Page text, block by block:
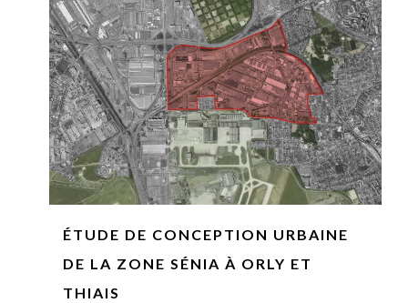
ÉTUDE DE CONCEPTION URBAINE
DE LA ZONE SÉNIA À ORLY ET
THIAIS